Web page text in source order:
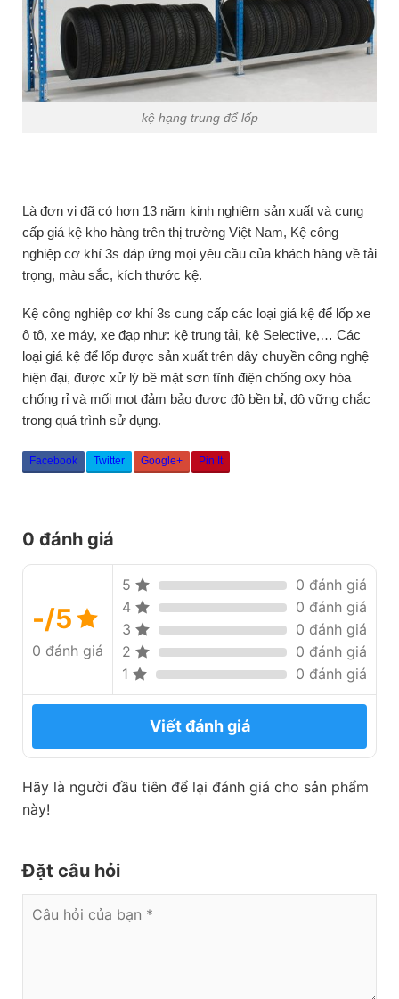
kệ hạng trung để lốp
Là đơn vị đã có hơn 13 năm kinh nghiệm sản xuất và cung
cấp giá kệ kho hàng trên thị trường Việt Nam, Kệ công
nghiệp cơ khí 3s đáp ứng mọi yêu cầu của khách hàng về tải
trọng, màu sắc, kích thước kệ.
Kệ công nghiệp cơ khí 3s cung cấp các loại giá kệ để lốp xe
ô tô, xe máy, xe đạp như: kệ trung tải, kệ Selective,… Các
loại giá kệ để lốp được sản xuất trên dây chuyền công nghệ
hiện đại, được xử lý bề mặt sơn tĩnh điện chống oxy hóa
chống rỉ và mối mọt đảm bảo được độ bền bỉ, độ vững chắc
trong quá trình sử dụng.
Facebook Twitter Google+ Pin It
0 đánh giá
-/5
0 đánh giá
5
0 đánh giá
4
0 đánh giá
3
0 đánh giá
2
0 đánh giá
1
0 đánh giá
Viết đánh giá
Hãy là người đầu tiên để lại đánh giá cho sản phẩm
này!
Đặt câu hỏi